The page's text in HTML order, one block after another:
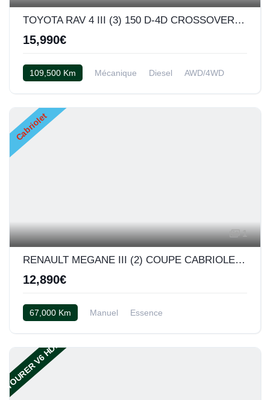
TOYOTA RAV 4 III (3) 150 D-4D CROSSOVER EXECUTIVE AWD
15,990€
109,500 Km Mécanique Diesel
AWD/4WD
Cabriolet
1
RENAULT MEGANE III (2) COUPE CABRIOLET 2.0 TCE 180 GT
12,890€
67,000 Km Manuel
Essence
TOURER V6 HDI